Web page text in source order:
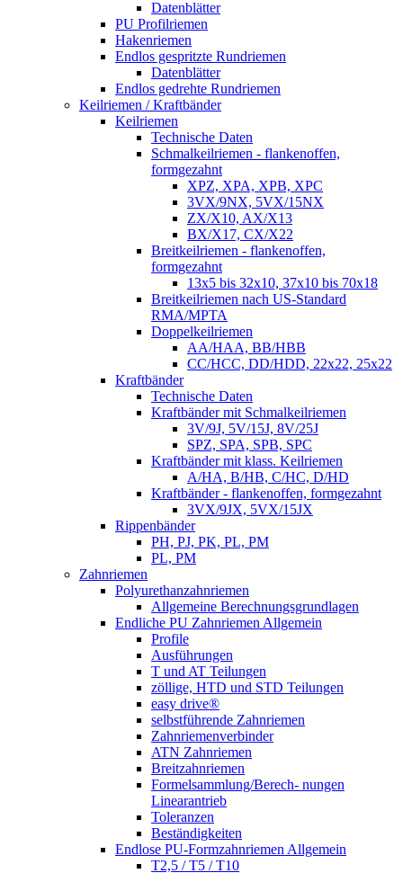
Datenblätter
PU Profilriemen
Hakenriemen
Endlos gespritzte Rundriemen
Datenblätter
Endlos gedrehte Rundriemen
Keilriemen / Kraftbänder
Keilriemen
Technische Daten
Schmalkeilriemen - flankenoffen,
formgezahnt
XPZ, XPA, XPB, XPC
3VX/9NX, 5VX/15NX
ZX/X10, AX/X13
BX/X17, CX/X22
Breitkeilriemen - flankenoffen,
formgezahnt
13x5 bis 32x10, 37x10 bis 70x18
Breitkeilriemen nach US-Standard
RMA/MPTA
Doppelkeilriemen
AA/HAA, BB/HBB
CC/HCC, DD/HDD, 22x22, 25x22
Kraftbänder
Technische Daten
Kraftbänder mit Schmalkeilriemen
3V/9J, 5V/15J, 8V/25J
SPZ, SPA, SPB, SPC
Kraftbänder mit klass. Keilriemen
A/HA, B/HB, C/HC, D/HD
Kraftbänder - flankenoffen, formgezahnt
3VX/9JX, 5VX/15JX
Rippenbänder
PH, PJ, PK, PL, PM
PL, PM
Zahnriemen
Polyurethanzahnriemen
Allgemeine Berechnungsgrundlagen
Endliche PU Zahnriemen Allgemein
Profile
Ausführungen
T und AT Teilungen
zöllige, HTD und STD Teilungen
easy drive®
selbstführende Zahnriemen
Zahnriemenverbinder
ATN Zahnriemen
Breitzahnriemen
Formelsammlung/Berech- nungen
Linearantrieb
Toleranzen
Beständigkeiten
Endlose PU-Formzahnriemen Allgemein
T2,5 / T5 / T10